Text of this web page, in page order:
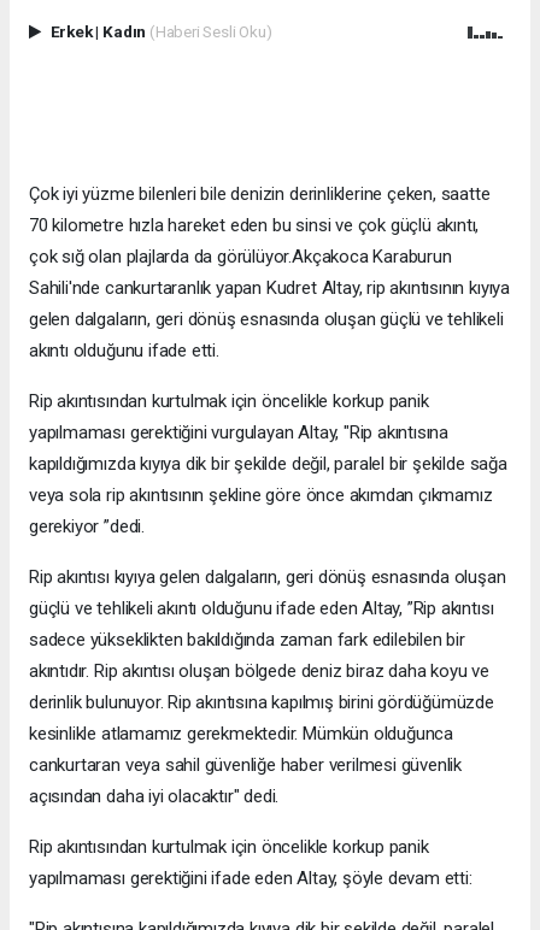
Erkek| Kadın (Haberi Sesli Oku)
Çok iyi yüzme bilenleri bile denizin derinliklerine çeken, saatte
70 kilometre hızla hareket eden bu sinsi ve çok güçlü akıntı,
çok sığ olan plajlarda da görülüyor.Akçakoca Karaburun
Sahili'nde cankurtaranlık yapan Kudret Altay, rip akıntısının kıyıya
gelen dalgaların, geri dönüş esnasında oluşan güçlü ve tehlikeli
akıntı olduğunu ifade etti.
Rip akıntısından kurtulmak için öncelikle korkup panik
yapılmaması gerektiğini vurgulayan Altay, "Rip akıntısına
kapıldığımızda kıyıya dik bir şekilde değil, paralel bir şekilde sağa
veya sola rip akıntısının şekline göre önce akımdan çıkmamız
gerekiyor ”dedi.
Rip akıntısı kıyıya gelen dalgaların, geri dönüş esnasında oluşan
güçlü ve tehlikeli akıntı olduğunu ifade eden Altay, ”Rip akıntısı
sadece yükseklikten bakıldığında zaman fark edilebilen bir
akıntıdır. Rip akıntısı oluşan bölgede deniz biraz daha koyu ve
derinlik bulunuyor. Rip akıntısına kapılmış birini gördüğümüzde
kesinlikle atlamamız gerekmektedir. Mümkün olduğunca
cankurtaran veya sahil güvenliğe haber verilmesi güvenlik
açısından daha iyi olacaktır" dedi.
Rip akıntısından kurtulmak için öncelikle korkup panik
yapılmaması gerektiğini ifade eden Altay, şöyle devam etti: